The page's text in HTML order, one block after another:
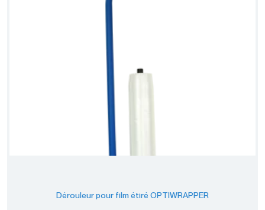
Dérouleur pour film étiré OPTIWRAPPER